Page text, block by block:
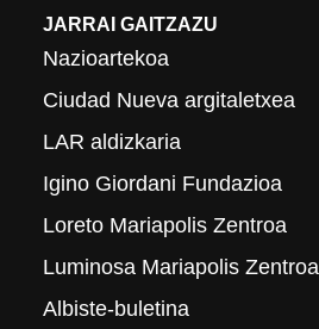
JARRAI GAITZAZU
Nazioartekoa
Ciudad Nueva argitaletxea
LAR aldizkaria
Igino Giordani Fundazioa
Loreto Mariapolis Zentroa
Luminosa Mariapolis Zentroa
Albiste-buletina